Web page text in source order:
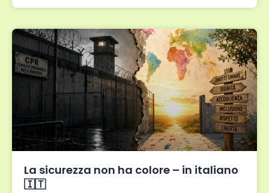
La sicurezza non ha colore – in italiano
🇮🇹